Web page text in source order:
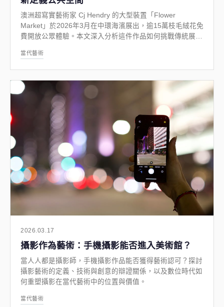
澳洲超寫實藝術家 Cj Hendry 的大型裝置「Flower
Market」於2026年3月在中環海濱展出，逾15萬枝毛絨花免
費開放公眾體驗。本文深入分析這件作品如何挑戰傳統展覽
純粹性的張力。
當代藝術
2026.03.17
攝影作為藝術：手機攝影能否進入美術館？
當人人都是攝影師，手機攝影作品能否獲得藝術認可？探討
攝影藝術的定義、技術與創意的辯證關係，以及數位時代如
何重塑攝影在當代藝術中的位置與價值。
當代藝術